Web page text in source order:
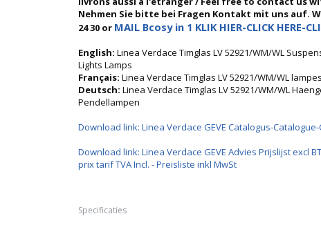
Nehmen Sie bitte bei Fragen Kontakt mit uns auf.
24 30 or MAIL Bcosy in 1 KLIK HIER-CLICK HERE-
English: Linea Verdace Timglas LV 52921/WM/WL
Lights Lamps
Français: Linea Verdace Timglas LV 52921/WM/WL
Deutsch: Linea Verdace Timglas LV 52921/WM/WL
Pendellampen
Download link: Linea Verdace GEVE Catalogus-
Download link: Linea Verdace GEVE Advies Prijslijst excl
prix tarif TVA Incl. - Preisliste inkl MwSt
Specificaties